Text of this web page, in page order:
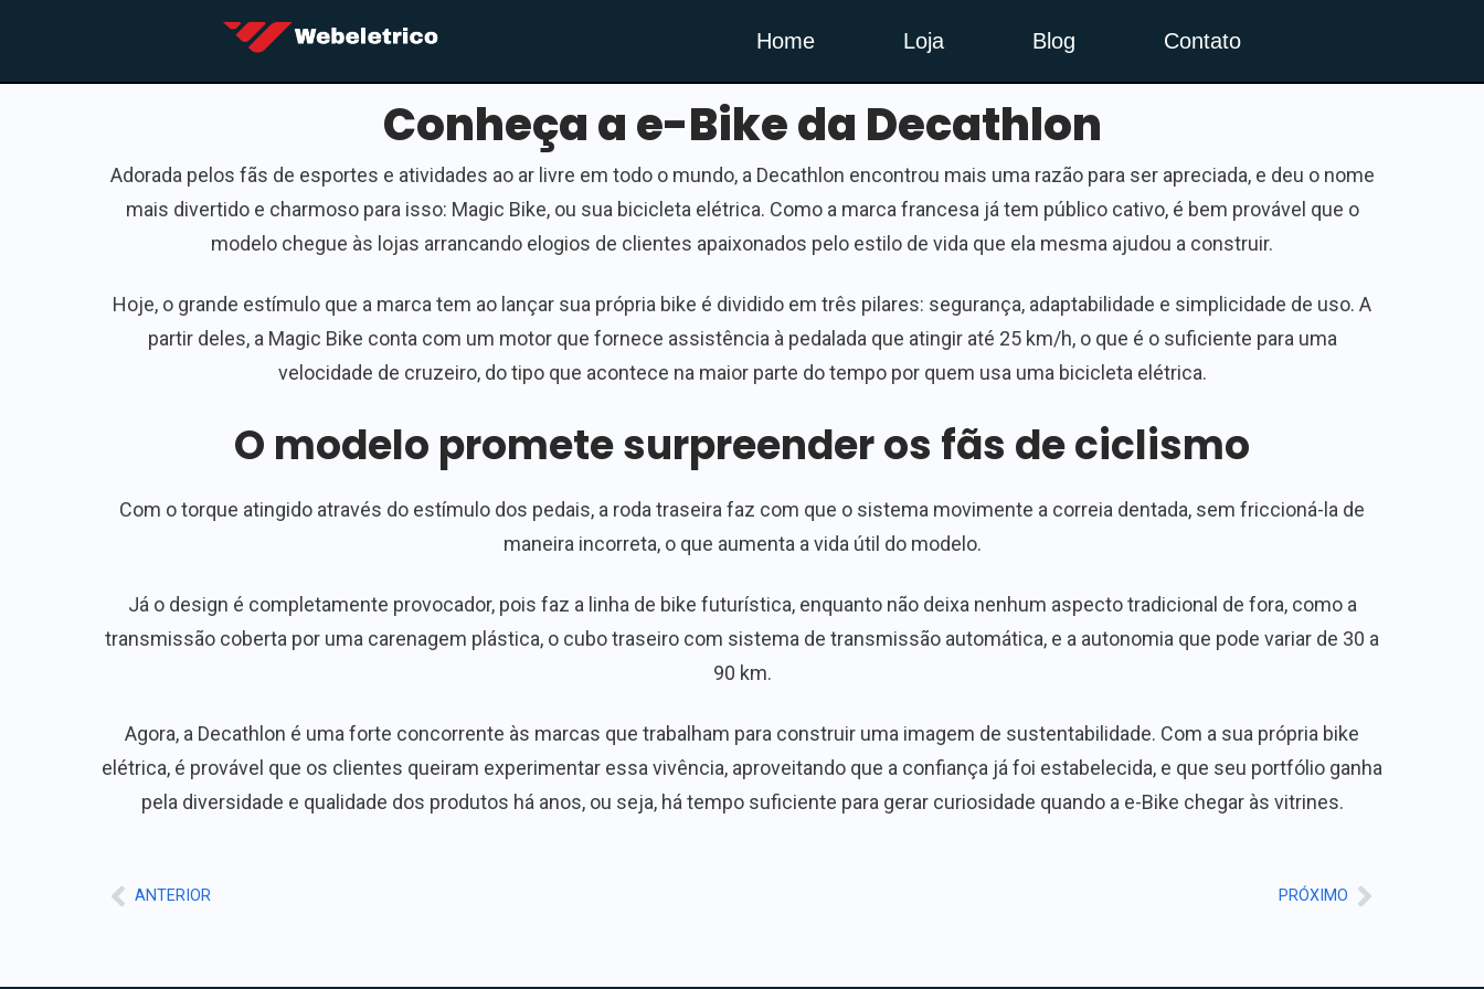
Home Loja Blog Contato
Conheça a e-Bike da Decathlon
Adorada pelos fãs de esportes e atividades ao ar livre em todo o mundo, a Decathlon encontrou mais uma razão para ser apreciada, e deu o nome
mais divertido e charmoso para isso: Magic Bike, ou sua bicicleta elétrica. Como a marca francesa já tem público cativo, é bem provável que o
modelo chegue às lojas arrancando elogios de clientes apaixonados pelo estilo de vida que ela mesma ajudou a construir.
Hoje, o grande estímulo que a marca tem ao lançar sua própria bike é dividido em três pilares: segurança, adaptabilidade e simplicidade de uso. A
partir deles, a Magic Bike conta com um motor que fornece assistência à pedalada que atingir até 25 km/h, o que é o suficiente para uma
velocidade de cruzeiro, do tipo que acontece na maior parte do tempo por quem usa uma bicicleta elétrica.
O modelo promete surpreender os fãs de ciclismo
Com o torque atingido através do estímulo dos pedais, a roda traseira faz com que o sistema movimente a correia dentada, sem friccioná-la de
maneira incorreta, o que aumenta a vida útil do modelo.
Já o design é completamente provocador, pois faz a linha de bike futurística, enquanto não deixa nenhum aspecto tradicional de fora, como a
transmissão coberta por uma carenagem plástica, o cubo traseiro com sistema de transmissão automática, e a autonomia que pode variar de 30 a
90 km.
Agora, a Decathlon é uma forte concorrente às marcas que trabalham para construir uma imagem de sustentabilidade. Com a sua própria bike
elétrica, é provável que os clientes queiram experimentar essa vivência, aproveitando que a confiança já foi estabelecida, e que seu portfólio ganha
pela diversidade e qualidade dos produtos há anos, ou seja, há tempo suficiente para gerar curiosidade quando a e-Bike chegar às vitrines.
ANTERIOR PRÓXIMO